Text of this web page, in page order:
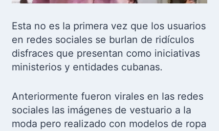
Esta no es la primera vez que los usuarios
en redes sociales se burlan de ridículos
disfraces que presentan como iniciativas
ministerios y entidades cubanas.
Anteriormente fueron virales en las redes
sociales las imágenes de vestuario a la
moda pero realizado con modelos de ropa